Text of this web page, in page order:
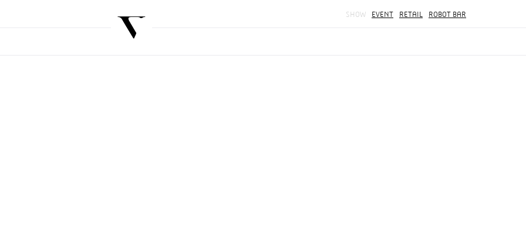
SHOW EVENT RETAIL ROBOT BAR